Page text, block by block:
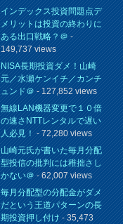
インデックス投資問題点デ
メリットは投資の終わりに
ある出口戦略？＠-
149,737 views
NISA長期投資ダメ！山崎
元／水瀬ケンイチ／カンチ
ュンド＠- 127,852 views
無線LAN機器変更で１０倍
の速さNTTレンタルで遅い
人必見！- 72,280 views
山崎元氏が書いた毎月分配
型投信の批判には稚拙さし
かない＠- 62,007 views
毎月分配型の分配金がダメ
だという王道パターンの長
期投資押し付け- 35,473